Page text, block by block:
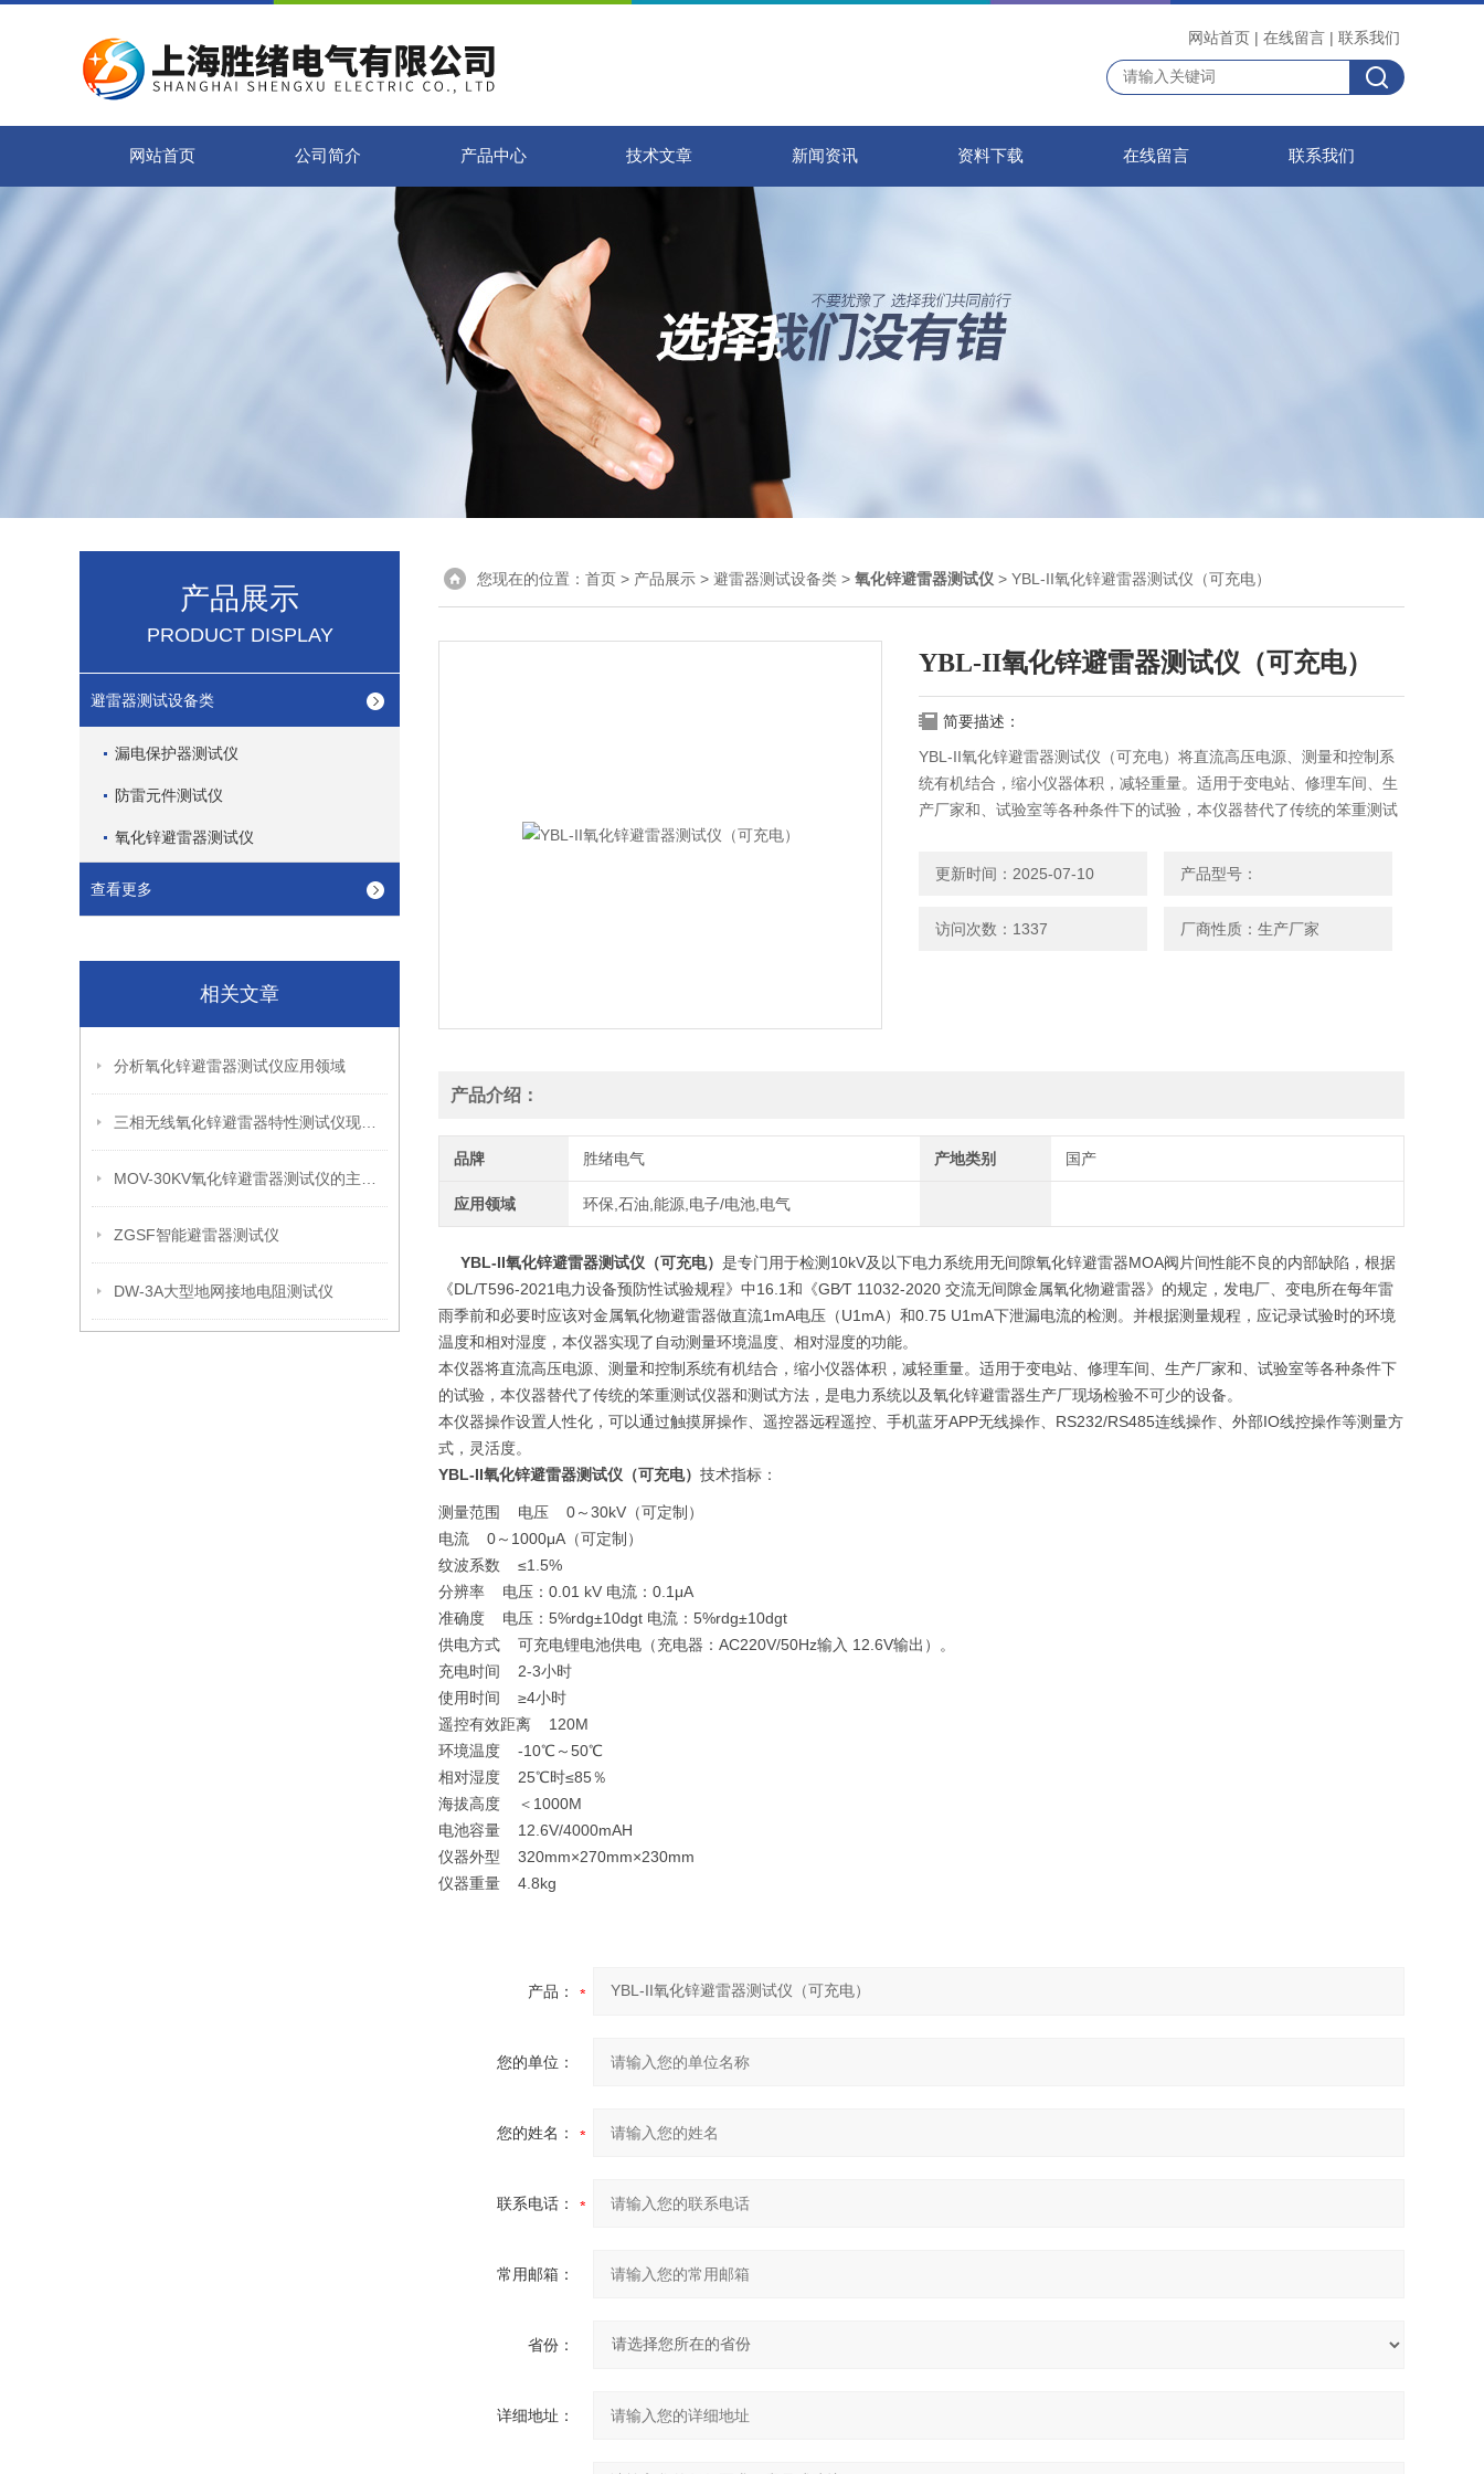
网站首页 | 在线留言 | 联系我们
网站首页 公司简介 产品中心 技术文章 新闻资讯 资料下载 在线留言 联系我们
产品展示
PRODUCT DISPLAY
避雷器测试设备类
漏电保护器测试仪
防雷元件测试仪
氧化锌避雷器测试仪
查看更多
相关文章
分析氧化锌避雷器测试仪应用领域
ZGSF智能避雷器测试仪
DW-3A大型地网接地电阻测试仪
您现在的位置： 首页 > 产品展示 > 避雷器测试设备类 > 氧化锌避雷器测试仪 > YBL-II氧化锌避雷器测试仪（可充电）
YBL-II氧化锌避雷器测试仪（可充电）
简要描述：
YBL-II氧化锌避雷器测试仪（可充电）将直流高压电源、测量和控制系
统有机结合，缩小仪器体积，减轻重量。适用于变电站、修理车间、生
产厂家和、试验室等各种条件下的试验，本仪器替代了传统的笨重测试
更新时间：2025-07-10 产品型号：
访问次数：1337 厂商性质：生产厂家
产品介绍：
品牌 胜绪电气 产地类别 国产
应用领域 环保,石油,能源,电子/电池,电气
YBL-II氧化锌避雷器测试仪（可充电） 是专门用于检测10kV及以下电力系统用无间隙氧化锌避雷器MOA阀片间性能不良的内部缺陷，根据
《DL/T596-2021电力设备预防性试验规程》中16.1和《GB∕T 11032-2020 交流无间隙金属氧化物避雷器》的规定，发电厂、变电所在每年雷
雨季前和必要时应该对金属氧化物避雷器做直流1mA电压（U1mA）和0.75 U1mA下泄漏电流的检测。并根据测量规程，应记录试验时的环境
温度和相对湿度，本仪器实现了自动测量环境温度、相对湿度的功能。
本仪器将直流高压电源、测量和控制系统有机结合，缩小仪器体积，减轻重量。适用于变电站、修理车间、生产厂家和、试验室等各种条件下
的试验，本仪器替代了传统的笨重测试仪器和测试方法，是电力系统以及氧化锌避雷器生产厂现场检验不可少的设备。
本仪器操作设置人性化，可以通过触摸屏操作、遥控器远程遥控、手机蓝牙APP无线操作、RS232/RS485连线操作、外部IO线控操作等测量方
式，灵活度。
YBL-II氧化锌避雷器测试仪（可充电） 技术指标：
测量范围 电压 0～30kV（可定制）
电流 0～1000μA（可定制）
纹波系数 ≤1.5%
分辨率 电压：0.01 kV 电流：0.1μA
准确度 电压：5%rdg±10dgt 电流：5%rdg±10dgt
供电方式 可充电锂电池供电（充电器：AC220V/50Hz输入 12.6V输出）。
充电时间 2-3小时
使用时间 ≥4小时
遥控有效距离 120M
环境温度 -10℃～50℃
相对湿度 25℃时≤85％
海拔高度 ＜1000M
电池容量 12.6V/4000mAH
仪器外型 320mm×270mm×230mm
仪器重量 4.8kg
产品：
您的单位：
您的姓名：
联系电话：
常用邮箱：
省份：
详细地址：